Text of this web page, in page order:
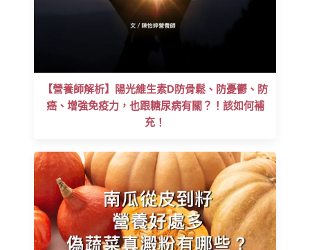
【營養師解析】陽光維生素D防骨鬆、防憂鬱、防
癌、增強免疫力，也跟糖尿病有關？！該如何補
充！